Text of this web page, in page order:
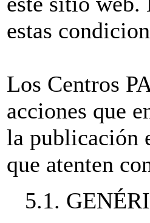
estas
Los Centros
acciones que
la publicación
que atenten
5.1.